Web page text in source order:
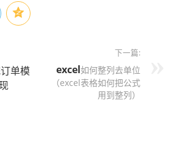
单模
下一篇:
excel如何整列去单位
（excel表格如何把公式
用到整列）